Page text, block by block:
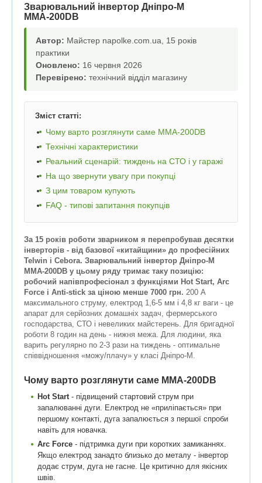
Зварювальний інвертор Дніпро-М
ММА-200DB
Автор: Майстер napolke.com.ua, 15 років
практики
Оновлено: 16 червня 2026
Перевірено: технічний відділ магазину
Зміст статті:
Чому варто розглянути саме ММА-200DB
Технічні характеристики
Реальний сценарій: тиждень на СТО і у гаражі
На що звернути увагу при покупці
З цим товаром купують
FAQ - типові запитання покупців
За 15 років роботи зварником я перепробував десятки
інверторів - від базової «китайщини» до професійних
Telwin і Cebora. Зварювальний інвертор Дніпро-М
ММА-200DB у цьому ряду тримає таку позицію:
робочий напівпрофесіонал з функціями Hot Start, Arc
Force і Anti-stick за ціною менше 7000 грн. 200 А
максимального струму, електрод 1,6-5 мм і 4,8 кг ваги - це
апарат для серйозних домашніх задач, фермерського
господарства, СТО і невеликих майстерень. Для бригадної
роботи 8 годин на день - нижня межа. Для людини, яка
варить регулярно по 2-3 рази на тиждень - оптимальне
співвідношення «можу/плачу» у класі Дніпро-М.
Чому варто розглянути саме ММА-200DB
Hot Start- підвищений стартовий струм при
запалюванні дуги. Електрод не «приліпається» при
першому контакті, дуга запалюється з першої спроби
навіть для новачка.
Arc Force - підтримка дуги при коротких замиканнях.
Якщо електрод занадто близько до металу - інвертор
додає струм, дуга не гасне. Це критично для якісних
швів.